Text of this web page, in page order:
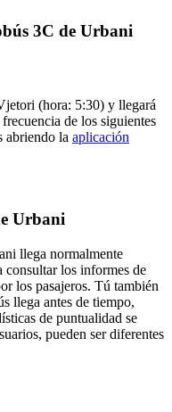
3C de Urbani
(hora: 5:30) y llegará
de los siguientes
abriendo la aplicación
Urbani
llega normalmente
consultar los informes de
los pasajeros. Tú también
llega antes de tiempo,
de puntualidad se
pueden ser diferentes